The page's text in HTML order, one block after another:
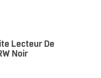
Lecteur De
Noir